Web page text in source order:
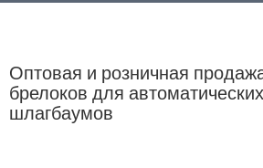
Оптовая и розничная
брелоков для
шлагбаумов